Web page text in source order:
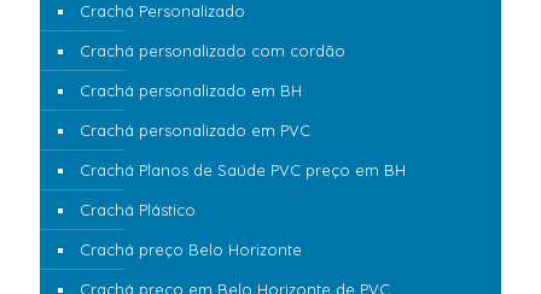
Crachá Personalizado
Crachá personalizado com cordão
Crachá personalizado em BH
Crachá personalizado em PVC
Crachá Planos de Saúde PVC preço em BH
Crachá Plástico
Crachá preço Belo Horizonte
Crachá preço em Belo Horizonte de PVC